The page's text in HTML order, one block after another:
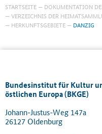
STARTSEITE
DOKUMENTATION
VERZEICHNIS DER
HERKUNFTSGEBIETE
DANZIG
Bundesinstitut für Kultur
östlichen Europa (BKGE)
Johann-Justus-Weg 147a
26127 Oldenburg